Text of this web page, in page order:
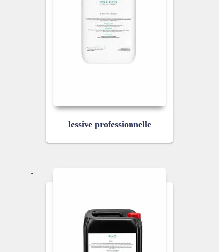
lessive professionnelle